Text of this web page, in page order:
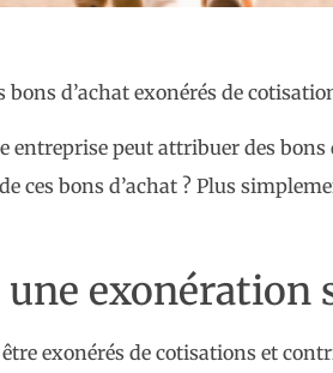
entreprise peut attribuer des
ces bons d’achat ? Plus
une
exonérés de cotisations et